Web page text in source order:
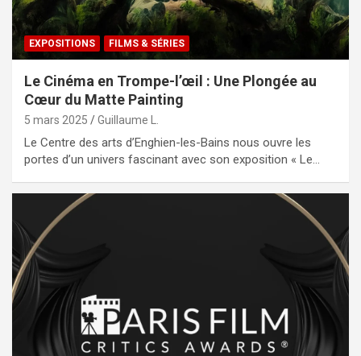
EXPOSITIONS FILMS & SÉRIES
Le Cinéma en Trompe-l’œil : Une Plongée au
Cœur du Matte Painting
5 mars 2025 Guillaume L.
Le Centre des arts d’Enghien-les-Bains nous ouvre les
portes d’un univers fascinant avec son exposition « Le…